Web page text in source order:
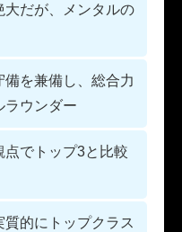
大だが、メンタルの
を兼備し、総合力
ラウンダー
点でトップ3と比較
的にトップクラス